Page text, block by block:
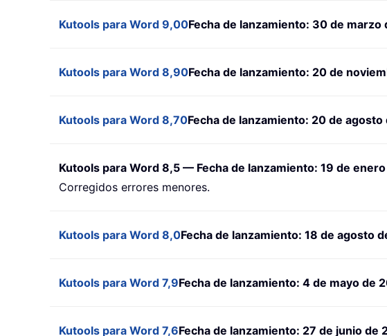
Kutools para Word 9,00Fecha de lanzamiento: 30 de marzo
Kutools para Word 8,90Fecha de lanzamiento: 20 de
Kutools para Word 8,70Fecha de lanzamiento: 20 de agosto
Kutools para Word 8,5 — Fecha de lanzamiento: 19 de
Corregidos errores menores.
Kutools para Word 8,0Fecha de lanzamiento: 18 de agosto
Kutools para Word 7,9Fecha de lanzamiento: 4 de mayo de
Kutools para Word 7,6Fecha de lanzamiento: 27 de junio de